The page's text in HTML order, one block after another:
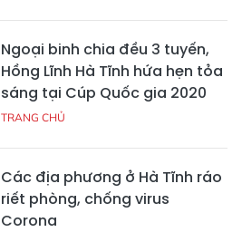
Ngoại binh chia đều 3 tuyến,
Hồng Lĩnh Hà Tĩnh hứa hẹn tỏa
sáng tại Cúp Quốc gia 2020
TRANG CHỦ
Các địa phương ở Hà Tĩnh ráo
riết phòng, chống virus
Corona